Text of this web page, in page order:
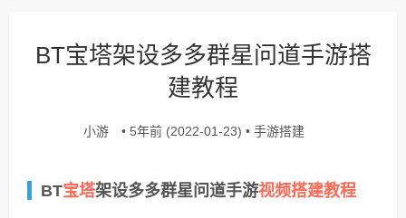
BT宝塔架设多多群星问道手游搭
建教程
小游 • 5年前 (2022-01-23) • 手游搭建
BT宝塔架设多多群星问道手游视频搭建教程